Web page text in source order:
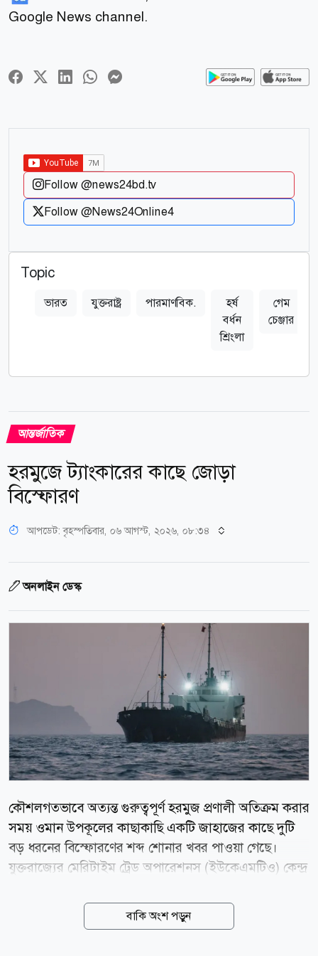
Google News channel.
Follow @news24bd.tv
Follow @News24Online4
Topic
ভারত যুক্তরাষ্ট্র পারমাণবিক.
হর্ষ
বর্ধন
শ্রিংলা
গেম
চেঞ্জার
আন্তর্জাতিক
হরমুজে ট্যাংকারের কাছে জোড়া
বিস্ফোরণ
আপডেট: বৃহস্পতিবার, ০৬ আগস্ট, ২০২৬, ০৮:৩৪
অনলাইন ডেস্ক
কৌশলগতভাবে অত্যন্ত গুরুত্বপূর্ণ হরমুজ প্রণালী অতিক্রম করার
সময় ওমান উপকূলের কাছাকাছি একটি জাহাজের কাছে দুটি
বড় ধরনের বিস্ফোরণের শব্দ শোনার খবর পাওয়া গেছে।
যুক্তরাজ্যের মেরিটাইম ট্রেড অপারেশনস (ইউকেএমটিও) কেন্দ্র
জানিয়েছে, ওমানের কুমজার থেকে প্রায় ৯ নটিক্যাল মাইল
(১৬.৭ কিলোমিটার) দক্ষিণ-পূর্বে এই ঘটনা ঘটে। ঘটনার একটি
বাকি অংশ পড়ুন